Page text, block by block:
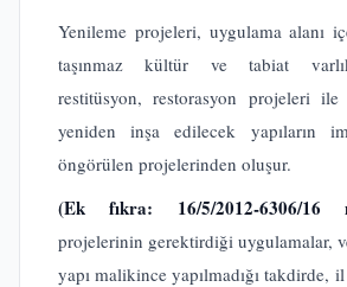
Yenileme projeleri, uygulama alanı
taşınmaz kültür ve tabiat
restitüsyon, restorasyon projeleri ile
yeniden inşa edilecek yapıların
öngörülen projelerinden oluşur.
(Ek fıkra: 16/5/2012-6306/16
projelerinin gerektirdiği uygulamalar,
yapı malikince yapılmadığı takdirde,